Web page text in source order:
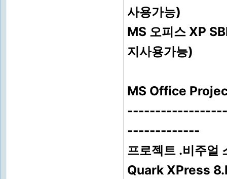
사용가능)
MS 오피스 XP
지사용가능)
MS Office
-------------
프로젝트 .비주얼
Quark XPress